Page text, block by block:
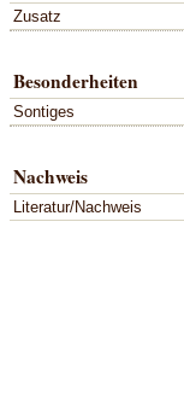
Zusatz
Besonderheiten
Sontiges
Nachweis
Literatur/Nachweis